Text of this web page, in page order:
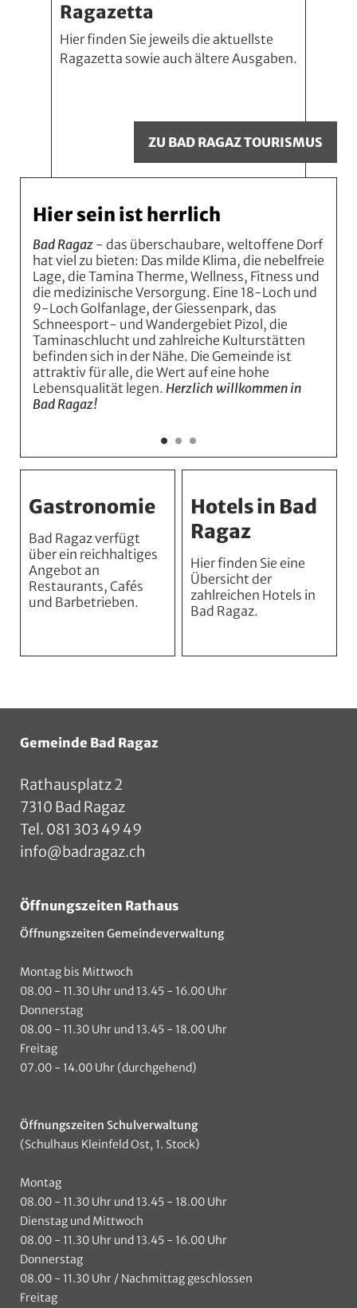
Ragazetta
Hier finden Sie jeweils die aktuellste
Ragazetta sowie auch ältere Ausgaben.
Tourismus und
Kultur
Gewerbeverein
ZU BAD RAGAZ TOURISMUS
Hier sein ist herrlich
Bad Ragaz - das überschaubare, weltoffene Dorf
hat viel zu bieten: Das milde Klima, die nebelfreie
Lage, die Tamina Therme, Wellness, Fitness und
die medizinische Versorgung. Eine 18-Loch und
9-Loch Golfanlage, der Giessenpark, das
Schneesport- und Wandergebiet Pizol, die
Taminaschlucht und zahlreiche Kulturstätten
befinden sich in der Nähe. Die Gemeinde ist
attraktiv für alle, die Wert auf eine hohe
Lebensqualität legen. Herzlich willkommen in
Bad Ragaz!
Gastronomie
Bad Ragaz verfügt
über ein reichhaltiges
Angebot an
Restaurants, Cafés
und Barbetrieben.
Hotels in Bad
Ragaz
Hier finden Sie eine
Übersicht der
zahlreichen Hotels in
Bad Ragaz.
Gemeinde Bad Ragaz
Rathausplatz 2
7310 Bad Ragaz
Tel. 081 303 49 49
info@badragaz.ch
Öffnungszeiten Rathaus
Öffnungszeiten Gemeindeverwaltung
Montag bis Mittwoch
08.00 - 11.30 Uhr und 13.45 - 16.00 Uhr
Donnerstag
08.00 - 11.30 Uhr und 13.45 - 18.00 Uhr
Freitag
07.00 - 14.00 Uhr (durchgehend)
Öffnungszeiten Schulverwaltung
(Schulhaus Kleinfeld Ost, 1. Stock)
Montag
08.00 - 11.30 Uhr und 13.45 - 18.00 Uhr
Dienstag und Mittwoch
08.00 - 11.30 Uhr und 13.45 - 16.00 Uhr
Donnerstag
08.00 - 11.30 Uhr / Nachmittag geschlossen
Freitag